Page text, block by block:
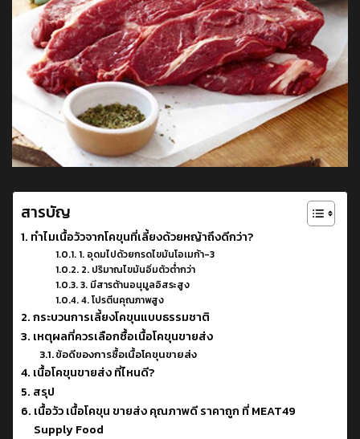
สารบัญ
ทำไมเนื้อวัวจากโคขุนที่เลี้ยงด้วยหญ้าถึงดีกว่า?
1. อุดมไปด้วยกรดไขมันโอเมก้า-3
2. ปริมาณไขมันอิ่มตัวต่ำกว่า
3. มีสารต้านอนุมูลอิสระสูง
4. โปรตีนคุณภาพสูง
กระบวนการเลี้ยงโคขุนแบบธรรมชาติ
เหตุผลที่ควรเลือกซื้อเนื้อโคขุนขายส่ง
ข้อดีของการซื้อเนื้อโคขุนขายส่ง
เนื้อโคขุนขายส่ง ที่ไหนดี?
สรุป
เนื้อวัว เนื้อโคขุน ขายส่ง คุณภาพดี ราคาถูก ที่ MEAT49
Supply Food